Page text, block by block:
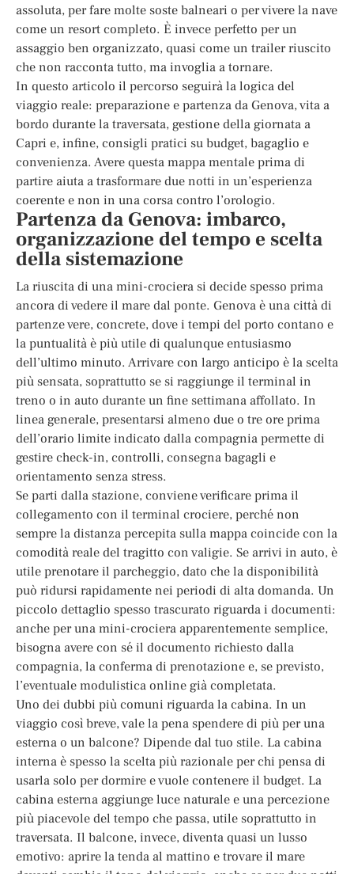
assoluta, per fare molte soste balneari o per vivere la nave
come un resort completo. È invece perfetto per un
assaggio ben organizzato, quasi come un trailer riuscito
che non racconta tutto, ma invoglia a tornare.
In questo articolo il percorso seguirà la logica del
viaggio reale: preparazione e partenza da Genova, vita a
bordo durante la traversata, gestione della giornata a
Capri e, infine, consigli pratici su budget, bagaglio e
convenienza. Avere questa mappa mentale prima di
partire aiuta a trasformare due notti in un’esperienza
coerente e non in una corsa contro l’orologio.
Partenza da Genova: imbarco,
organizzazione del tempo e scelta
della sistemazione
La riuscita di una mini-crociera si decide spesso prima
ancora di vedere il mare dal ponte. Genova è una città di
partenze vere, concrete, dove i tempi del porto contano e
la puntualità è più utile di qualunque entusiasmo
dell’ultimo minuto. Arrivare con largo anticipo è la scelta
più sensata, soprattutto se si raggiunge il terminal in
treno o in auto durante un fine settimana affollato. In
linea generale, presentarsi almeno due o tre ore prima
dell’orario limite indicato dalla compagnia permette di
gestire check-in, controlli, consegna bagagli e
orientamento senza stress.
Se parti dalla stazione, conviene verificare prima il
collegamento con il terminal crociere, perché non
sempre la distanza percepita sulla mappa coincide con la
comodità reale del tragitto con valigie. Se arrivi in auto, è
utile prenotare il parcheggio, dato che la disponibilità
può ridursi rapidamente nei periodi di alta domanda. Un
piccolo dettaglio spesso trascurato riguarda i documenti:
anche per una mini-crociera apparentemente semplice,
bisogna avere con sé il documento richiesto dalla
compagnia, la conferma di prenotazione e, se previsto,
l’eventuale modulistica online già completata.
Uno dei dubbi più comuni riguarda la cabina. In un
viaggio così breve, vale la pena spendere di più per una
esterna o un balcone? Dipende dal tuo stile. La cabina
interna è spesso la scelta più razionale per chi pensa di
usarla solo per dormire e vuole contenere il budget. La
cabina esterna aggiunge luce naturale e una percezione
più piacevole del tempo che passa, utile soprattutto in
traversata. Il balcone, invece, diventa quasi un lusso
emotivo: aprire la tenda al mattino e trovare il mare